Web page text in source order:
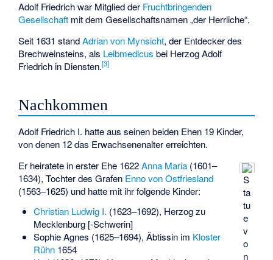
Adolf Friedrich war Mitglied der Fruchtbringenden
Gesellschaft mit dem Gesellschaftsnamen „der Herrliche“.
Seit 1631 standAdrian von Mynsicht, der Entdecker des
Brechweinsteins, als Leibmedicus bei Herzog Adolf
Friedrich in Diensten.[3]
Nachkommen
Adolf Friedrich I. hatte aus seinen beiden Ehen 19 Kinder,
von denen 12 das Erwachsenenalter erreichten.
S
ta
tu
e
v
o
n
Er heiratete in erster Ehe 1622Anna Maria (1601–
1634), Tochter des Grafen Enno von Ostfriesland
(1563–1625) und hatte mit ihr folgende Kinder:
Christian Ludwig I. (1623–1692), Herzog zu
Mecklenburg [-Schwerin]
Sophie Agnes (1625–1694), Äbtissin im Kloster
Rühn1654